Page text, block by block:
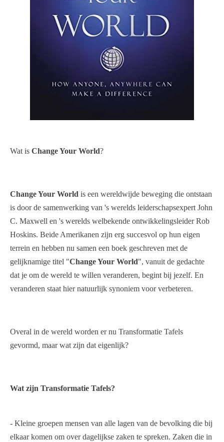
Wat is Change Your World?
Change Your World is een wereldwijde beweging die ontstaan
is door de samenwerking van 's werelds leiderschapsexpert John
C. Maxwell en 's werelds welbekende ontwikkelingsleider Rob
Hoskins. Beide Amerikanen zijn erg succesvol op hun eigen
terrein en hebben nu samen een boek geschreven met de
gelijknamige titel "Change Your World", vanuit de gedachte
dat je om de wereld te willen veranderen, begint bij jezelf. En
veranderen staat hier natuurlijk synoniem voor verbeteren.
Overal in de wereld worden er nu Transformatie Tafels
gevormd, maar wat zijn dat eigenlijk?
Wat zijn Transformatie Tafels?
- Kleine groepen mensen van alle lagen van de bevolking die bij
elkaar komen om over dagelijkse zaken te spreken. Zaken die in